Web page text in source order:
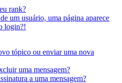
rank?
um usuário, uma página aparece
login?!
tópico ou enviar uma nova
uma mensagem?
a uma mensagem?